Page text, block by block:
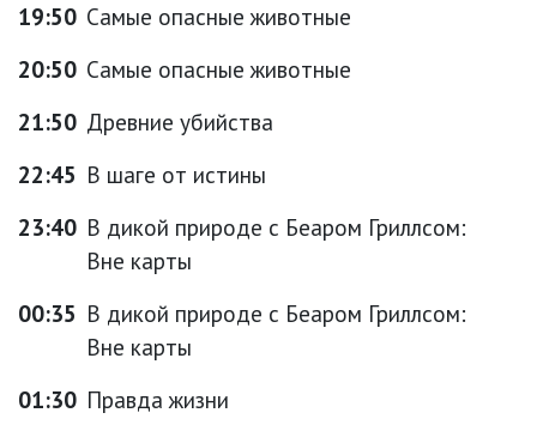
19:50 Самые опасные животные
20:50 Самые опасные животные
21:50 Древние убийства
22:45 В шаге от истины
23:40 В дикой природе с Беаром Гриллсом:
Вне карты
00:35 В дикой природе с Беаром Гриллсом:
Вне карты
01:30 Правда жизни